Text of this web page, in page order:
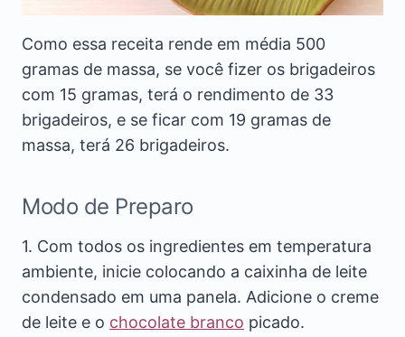
Como essa receita rende em média 500
gramas de massa, se você fizer os brigadeiros
com 15 gramas, terá o rendimento de 33
brigadeiros, e se ficar com 19 gramas de
massa, terá 26 brigadeiros.
Modo de Preparo
1. Com todos os ingredientes em temperatura
ambiente, inicie colocando a caixinha de leite
condensado em uma panela. Adicione o creme
de leite e o chocolate branco picado.